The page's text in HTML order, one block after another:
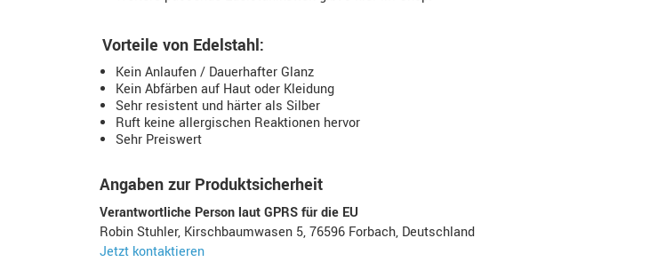
Vorteile von Edelstahl:
Kein Anlaufen / Dauerhafter Glanz
Kein Abfärben auf Haut oder Kleidung
Sehr resistent und härter als Silber
Ruft keine allergischen Reaktionen hervor
Sehr Preiswert
Angaben zur Produktsicherheit
Verantwortliche Person laut GPRS für die EU
Robin Stuhler, Kirschbaumwasen 5, 76596 Forbach, Deutschland
Jetzt kontaktieren